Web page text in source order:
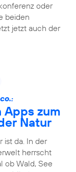
oder
beiden
jetzt auch der
Apps zum
Natur
ist da. In der
herrscht
ob Wald, See